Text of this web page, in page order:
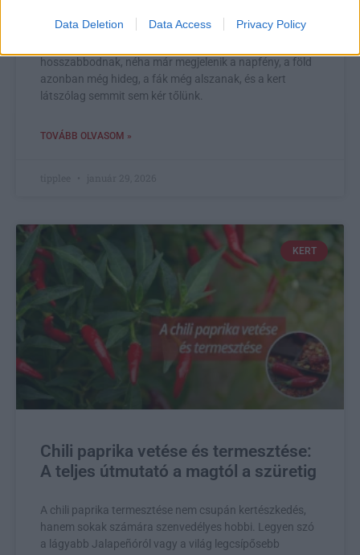
Data Deletion Data Access Privacy Policy
Január vége furcsa időszak a kertben. Már nem igazi tél,
hosszabbodnak, néha már megjelenik a napfény, a föld
azonban még hideg, a fák még alszanak, és a kert
látszólag semmit sem kér tőlünk.
TOVÁBB OLVASOM »
KERT
Chili paprika vetése és termesztése:
A teljes útmutató a magtól a szüretig
A chili paprika termesztése nem csupán kertészkedés,
hanem sokak számára szenvedélyes hobbi. Legyen szó
a lágyabb Jalapeñóról vagy a világ legcsípősebb